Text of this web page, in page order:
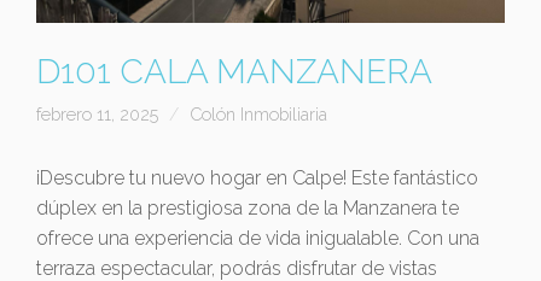
D101 CALA MANZANERA
febrero 11, 2025 Colón Inmobiliaria
¡Descubre tu nuevo hogar en Calpe! Este fantástico
dúplex en la prestigiosa zona de la Manzanera te
ofrece una experiencia de vida inigualable. Con una
terraza espectacular, podrás disfrutar de vistas